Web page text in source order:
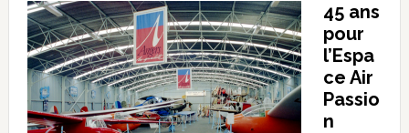
45 ans
pour
l’Espa
ce Air
Passio
n